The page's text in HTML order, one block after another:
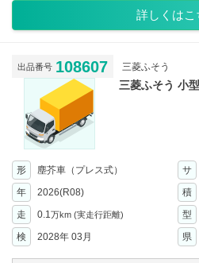
詳しくはこ
出品番号 108607 三菱ふそう
三菱ふそう 小
形 塵芥車（プレス式） サ
年
2026(R08) 積
走 0.1万km (実走行距離) 型
検
2028年 03月 県